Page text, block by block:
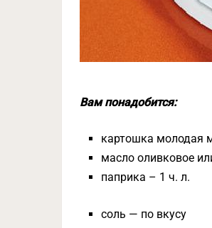
Вам понадобится:
картошка молодая
масло оливковое
паприка – 1 ч. л.
соль — по вкусу